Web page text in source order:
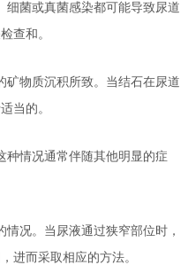
细菌或真菌感染都可能导致尿道
查和。
矿物质沉积所致。当结石在尿道
当的。
种情况通常伴随其他明显的症
况。当尿液通过狭窄部位时，
进而采取相应的方法。